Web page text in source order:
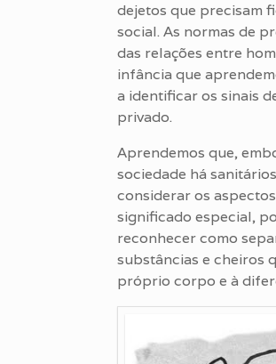
dejetos que precisam
social. As normas de
das relações entre
infância que
a identificar os sinais
privado.
Aprendemos que,
sociedade há
considerar os
significado especial,
reconhecer como
substâncias e cheiros
próprio corpo e à